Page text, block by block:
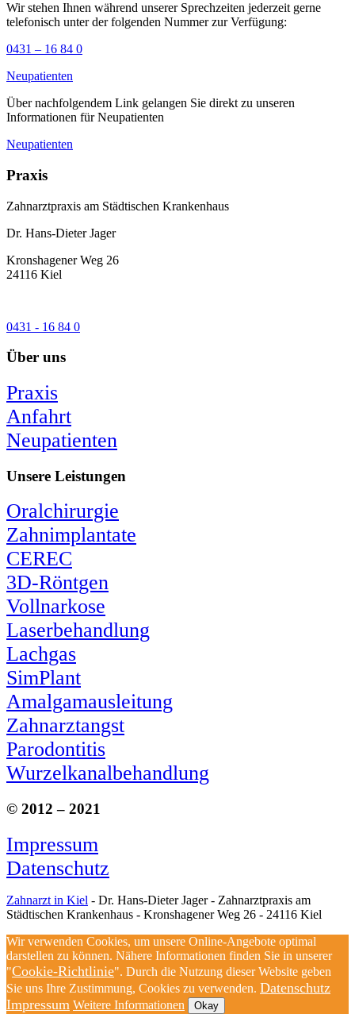
Wir stehen Ihnen während unserer Sprechzeiten jederzeit gerne
telefonisch unter der folgenden Nummer zur Verfügung:
0431 – 16 84 0
Neupatienten
Über nachfolgendem Link gelangen Sie direkt zu unseren
Informationen für Neupatienten
Neupatienten
Praxis
Zahnarztpraxis am Städtischen Krankenhaus
Dr. Hans-Dieter Jager
Kronshagener Weg 26
24116 Kiel
0431 - 16 84 0
Über uns
Praxis
Anfahrt
Neupatienten
Unsere Leistungen
Oralchirurgie
Zahnimplantate
CEREC
3D-Röntgen
Vollnarkose
Laserbehandlung
Lachgas
SimPlant
Amalgamausleitung
Zahnarztangst
Parodontitis
Wurzelkanalbehandlung
© 2012 – 2021
Impressum
Datenschutz
Zahnarzt in Kiel - Dr. Hans-Dieter Jager - Zahnarztpraxis am
Städtischen Krankenhaus - Kronshagener Weg 26 - 24116 Kiel
Wir verwenden Cookies, um unsere Online-Angebote optimal
darstellen zu können. Nähere Informationen finden Sie in unserer
"Cookie-Richtlinie". Durch die Nutzung dieser Website geben
Sie uns Ihre Zustimmung, Cookies zu verwenden. Datenschutz
Impressum Weitere Informationen Okay